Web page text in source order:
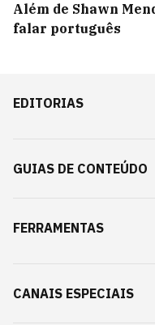
Além de Shawn
falar português
EDITORIAS
GUIAS DE CONTEÚDO
FERRAMENTAS
CANAIS ESPECIAIS